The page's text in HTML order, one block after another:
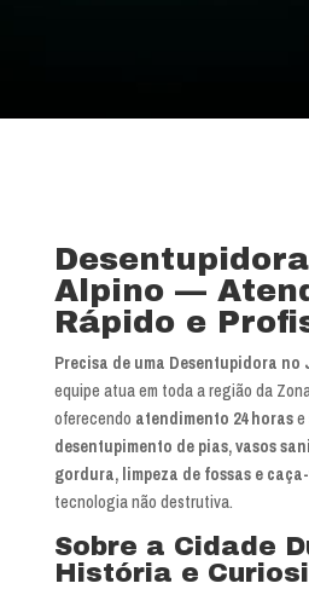
Alpino —
Rápido e
Precisa de uma Desentupidora no
equipe atua em toda a região da
oferecendo atendimento 24 horase
desentupimento de pias, vasos
gordura, limpeza de fossas e
tecnologia não destrutiva.
Sobre a Cidade
História e